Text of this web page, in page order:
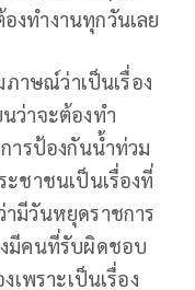
งทำงานทุกวันเลย
าษณ์ว่าเป็นเรื่อง
ว่าจะต้องทำ
ารป้องกันน้ำท่วม
ชาชนเป็นเรื่องที่
มีวันหยุดราชการ
มีคนที่รับผิดชอบ
เพราะเป็นเรื่อง